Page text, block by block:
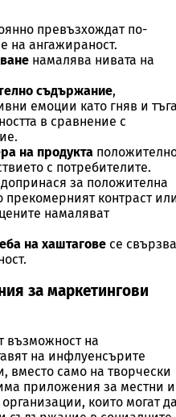
превъзхождат по-
на ангажираност.
намалява нивата на
съдържание,
емоции като гняв и
в сравнение с
на продукта
с потребителите.
допринася за положителна
прекомерният контраст
намаляват
на хаштагове се свързва
за маркетингови
възможност на
на инфлуенсърите
вместо само на творчески
приложения за местни и
които могат